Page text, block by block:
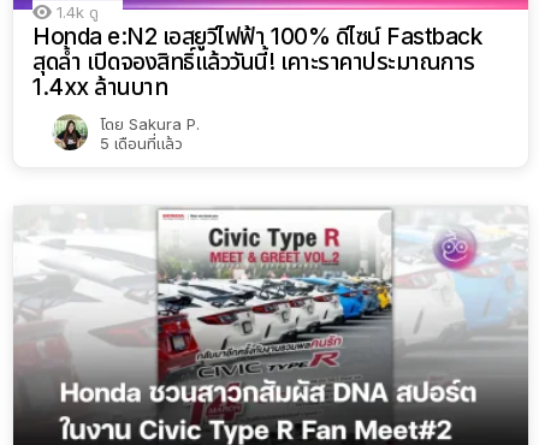
1.4k ดู
Honda e:N2 เอสยูวีไฟฟ้า 100% ดีไซน์ Fastback
สุดล้ำ เปิดจองสิทธิ์แล้ววันนี้! เคาะราคาประมาณการ
1.4xx ล้านบาท
โดย Sakura P.
5 เดือนที่แล้ว